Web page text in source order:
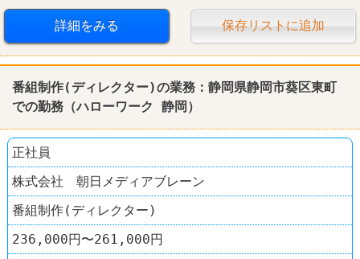
詳細をみる 保存リストに追加
番組制作(ディレクター)の業務： 静岡県静岡市葵区東町
での勤務（ハローワーク 静岡 ）
正社員
株式会社 朝日メディアブレーン
番組制作(ディレクター)
236,000円〜261,000円